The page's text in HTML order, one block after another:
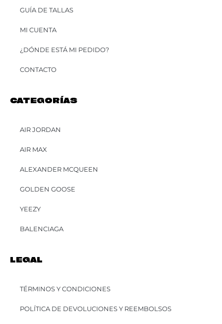
GUÍA DE TALLAS
MI CUENTA
¿DÓNDE ESTÁ MI PEDIDO?
CONTACTO
CATEGORÍAS
AIR JORDAN
AIR MAX
ALEXANDER MCQUEEN
GOLDEN GOOSE
YEEZY
BALENCIAGA
LEGAL
TÉRMINOS Y CONDICIONES
POLÍTICA DE DEVOLUCIONES Y REEMBOLSOS